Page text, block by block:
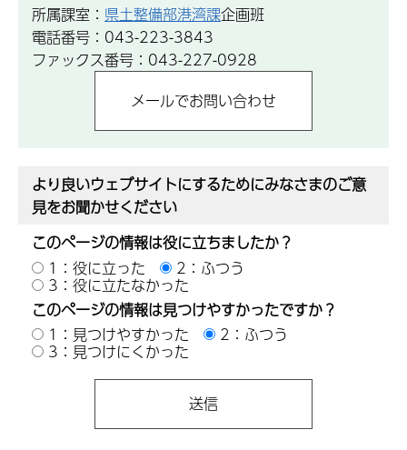
所属課室： 県土整備部港湾課企画班
電話番号：043-223-3843
ファックス番号：043-227-0928
より良いウェブサイトにするためにみなさまのご意
見をお聞かせください
このページの情報は役に立ちましたか？
1：役に立った
2：ふつう
3：役に立たなかった
このページの情報は見つけやすかったですか？
1：見つけやすかった
2：ふつう
3：見つけにくかった